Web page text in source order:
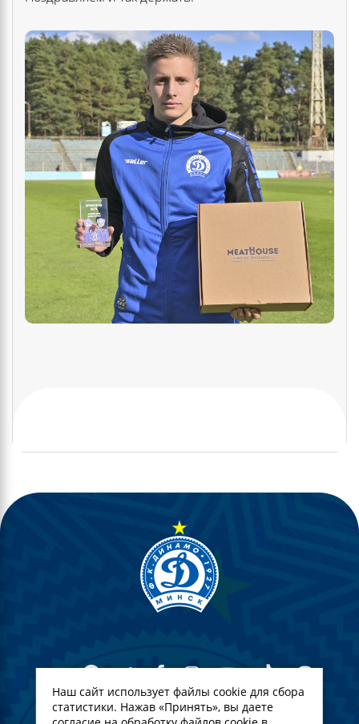
Наш сайт использует файлы cookie для сбора
статистики. Нажав «Принять», вы даете